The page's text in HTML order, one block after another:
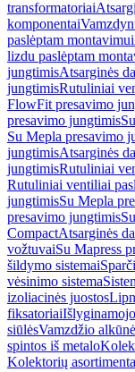
transformatoriai
komponentai
paslėptam montavimui
lizdu paslėptam
jungtimisAtsarginės
jungtimisRutuliniai
FlowFit presavimo
presavimo jungtimis
Su Mepla presavimo
jungtimisAtsarginės
jungtimisRutuliniai
Rutuliniai ventiliai
jungtimisSu Mepla
presavimo jungtimis
CompactAtsarginės
vožtuvaiSu Mapress
šildymo sistemai
vėsinimo sistema
izoliacinės juostos
fiksatoriai
siūlėsVamzdžio
spintos iš metalo
Kolektorių